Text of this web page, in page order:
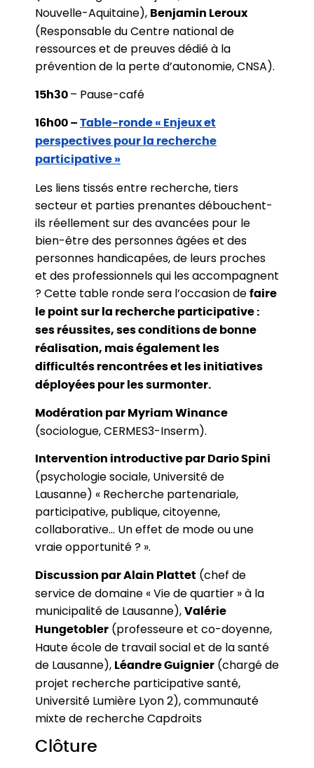
Nouvelle-Aquitaine), Benjamin Leroux
(Responsable du Centre national de
ressources et de preuves dédié à la
prévention de la perte d’autonomie, CNSA).
15h30 – Pause-café
16h00 – Table-ronde « Enjeux et
perspectives pour la recherche
participative »
Les liens tissés entre recherche, tiers
secteur et parties prenantes débouchent-
ils réellement sur des avancées pour le
bien-être des personnes âgées et des
personnes handicapées, de leurs proches
et des professionnels qui les accompagnent
? Cette table ronde sera l’occasion de faire
le point sur la recherche participative :
ses réussites, ses conditions de bonne
réalisation, mais également les
difficultés rencontrées et les initiatives
déployées pour les surmonter.
Modération par Myriam Winance
(sociologue, CERMES3-Inserm).
Intervention introductive par Dario Spini
(psychologie sociale, Université de
Lausanne) « Recherche partenariale,
participative, publique, citoyenne,
collaborative… Un effet de mode ou une
vraie opportunité ? ».
Discussion par Alain Plattet (chef de
service de domaine « Vie de quartier » à la
municipalité de Lausanne), Valérie
Hungetobler (professeure et co-doyenne,
Haute école de travail social et de la santé
de Lausanne), Léandre Guignier (chargé de
projet recherche participative santé,
Université Lumière Lyon 2), communauté
mixte de recherche Capdroits
Clôture